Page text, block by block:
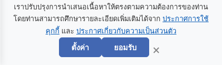
ผู้ขอขึ้นทะเบียนเพื่อรับเบี้ยยังชีพความพิการ
ต้องทำอย่างไร
เริ่มแชท
เราปรับปรุงการนำเสนอเนื้อหาให้ตรงตามความต้องการของท่าน
โดยท่านสามารถศึกษารายละเอียดเพิ่มเติมได้จาก ประกาศการใช้
คุกกี้ และ ประกาศเกี่ยวกับความเป็นส่วนตัว
ตั้งค่า ยอมรับ ×